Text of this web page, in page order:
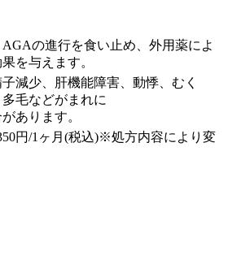
の進行を食い止め、外用薬によ
を与えます。
減少、肝機能障害、動悸、むく
毛などがまれに
あります。
円/1ヶ月(税込)※処方内容により変